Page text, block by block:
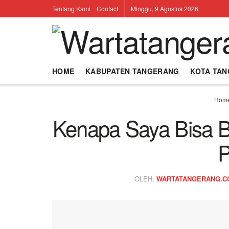
Tentang Kami Contact Minggu, 9 Agustus 2026
HOME KABUPATEN TANGERANG KOTA
Kenapa Saya Bisa
OLEH: